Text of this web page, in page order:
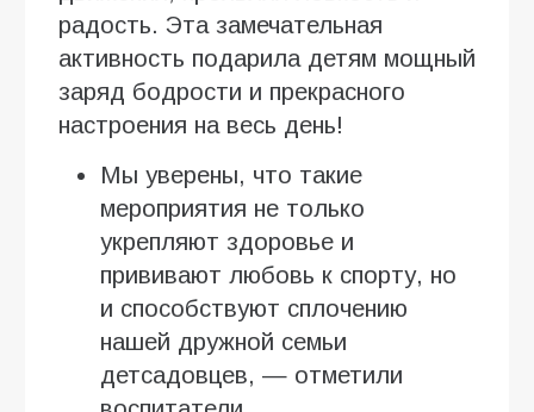
радость. Эта замечательная
активность подарила детям мощный
заряд бодрости и прекрасного
настроения на весь день!
Мы уверены, что такие
мероприятия не только
укрепляют здоровье и
прививают любовь к спорту, но
и способствуют сплочению
нашей дружной семьи
детсадовцев, — отметили